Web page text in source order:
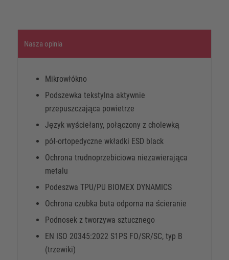
Nasza opinia
Mikrowłókno
Podszewka tekstylna aktywnie
przepuszczająca powietrze
Język wyściełany, połączony z cholewką
pół-ortopedyczne wkładki ESD black
Ochrona trudnoprzebiciowa niezawierająca
metalu
Podeszwa TPU/PU BIOMEX DYNAMICS
Ochrona czubka buta odporna na ścieranie
Podnosek z tworzywa sztucznego
EN ISO 20345:2022 S1PS FO/SR/SC, typ B
(trzewiki)